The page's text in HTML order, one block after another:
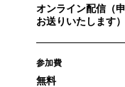
オンライン配信（
お送りいたします）
参加費
無料